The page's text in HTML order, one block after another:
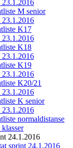
23.1.2016
M senior
23.1.2016
K17
23.1.2016
K18
23.1.2016
K19
23.1.2016
K20/21
23.1.2016
K senior
23.1.2016
normaldistanse
24.1.2016
sprint 24.1.2016